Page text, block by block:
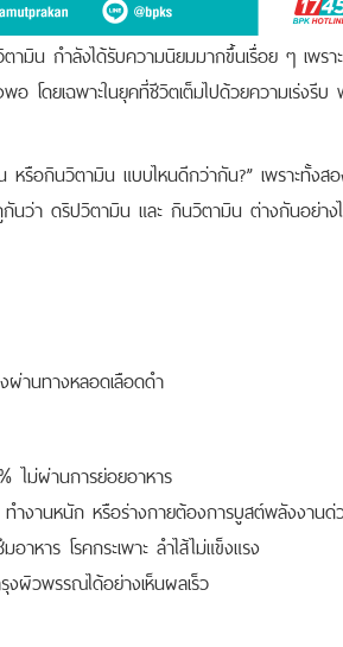
มิน กำลังได้รับความนิยมมากขึ้นเรื่อย ๆ เพรา
พอ โดยเฉพาะในยุคที่ชีวิตเต็มไปด้วยความเร่
หรือกินวิตามิน แบบไหนดีกว่ากัน?” เพราะทั้ง
ว่า ดริปวิตามิน และ กินวิตามิน ต่างกันอย่างไ
ผ่านทางหลอดเลือดดำ
ไม่ผ่านการย่อยอาหาร
งานหนัก หรือร่างกายต้องการบูสต์พลังงานด่
าหาร โรคกระเพาะ ลำไส้ไม่แข็งแรง
ผิวพรรณได้อย่างเห็นผลเร็ว